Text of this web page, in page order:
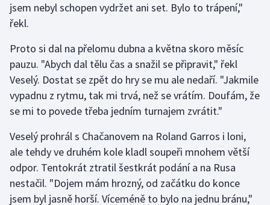
Jezdectví
Krasobruslení
Lezení
Moderní pětiboj
Motorsport
jsem nebyl schopen vydržet ani set. Bylo to trápení,"
řekl.
Proto si dal na přelomu dubna a května skoro měsíc
pauzu. "Abych dal tělu čas a snažil se připravit," řekl
Veselý. Dostat se zpět do hry se mu ale nedaří. "Jakmile
vypadnu z rytmu, tak mi trvá, než se vrátím. Doufám, že
se mi to povede třeba jedním turnajem zvrátit."
Veselý prohrál s Chačanovem na Roland Garros i loni,
ale tehdy ve druhém kole kladl soupeři mnohem větší
odpor. Tentokrát ztratil šestkrát podání a na Rusa
nestačil. "Dojem mám hrozný, od začátku do konce
jsem byl jasně horší. Víceméně to bylo na jednu bránu,"